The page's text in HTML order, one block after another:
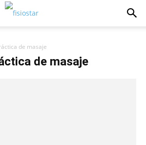
de masaje
de masaje